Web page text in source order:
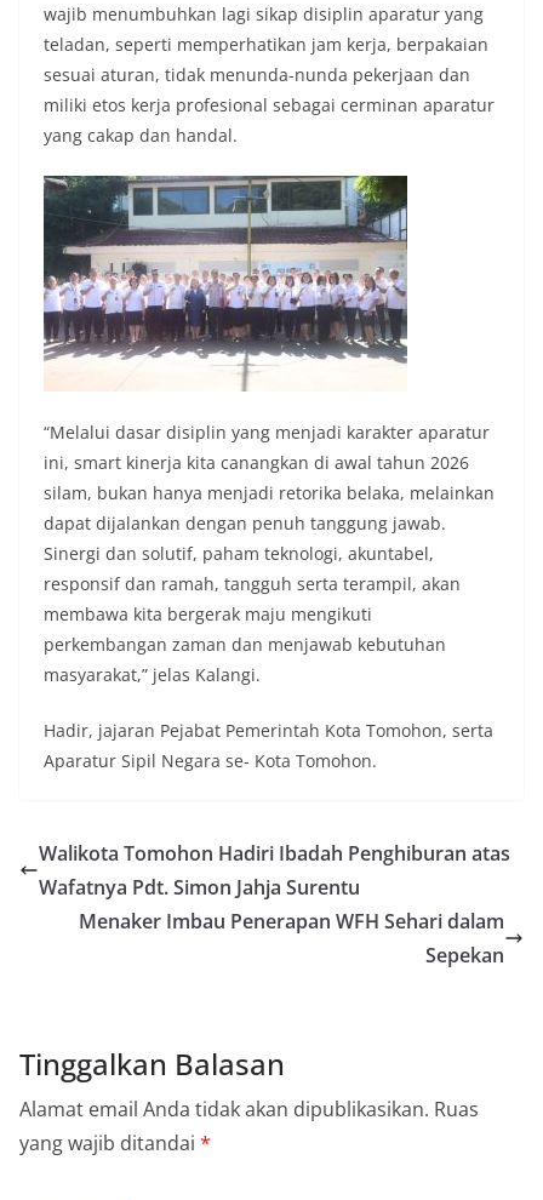
wajib menumbuhkan lagi sikap disiplin aparatur yang
teladan, seperti memperhatikan jam kerja, berpakaian
sesuai aturan, tidak menunda-nunda pekerjaan dan
miliki etos kerja profesional sebagai cerminan aparatur
yang cakap dan handal.
“Melalui dasar disiplin yang menjadi karakter aparatur
ini, smart kinerja kita canangkan di awal tahun 2026
silam, bukan hanya menjadi retorika belaka, melainkan
dapat dijalankan dengan penuh tanggung jawab.
Sinergi dan solutif, paham teknologi, akuntabel,
responsif dan ramah, tangguh serta terampil, akan
membawa kita bergerak maju mengikuti
perkembangan zaman dan menjawab kebutuhan
masyarakat,” jelas Kalangi.
Hadir, jajaran Pejabat Pemerintah Kota Tomohon, serta
Aparatur Sipil Negara se- Kota Tomohon.
Walikota Tomohon Hadiri Ibadah Penghiburan atas
Wafatnya Pdt. Simon Jahja Surentu
Menaker Imbau Penerapan WFH Sehari dalam
Sepekan
Tinggalkan Balasan
Alamat email Anda tidak akan dipublikasikan. Ruas
yang wajib ditandai *